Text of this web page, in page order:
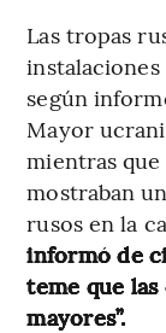
Las tropas
según
Mayor
mientras
mostraban
rusos en la
informó de
teme que
mayores”.